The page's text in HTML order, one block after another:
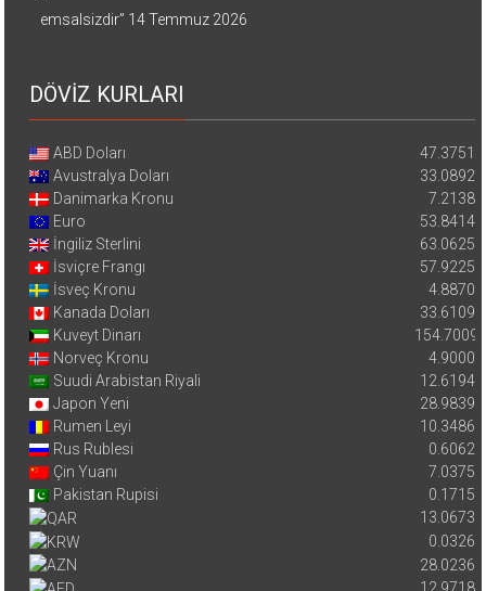
emsalsizdir” 14 Temmuz 2026
DÖVİZ KURLARI
ABD Doları
47.3751
Avustralya Doları
33.0892
Danimarka Kronu
7.2138
Euro
53.8414
İngiliz Sterlini
63.0625
İsviçre Frangı
57.9225
İsveç Kronu
4.8870
Kanada Doları
33.6109
Kuveyt Dinarı
154.7009
Norveç Kronu
4.9000
Suudi Arabistan Riyali
12.6194
Japon Yeni
28.9839
Rumen Leyi
10.3486
Rus Rublesi
0.6062
Çin Yuanı
7.0375
Pakistan Rupisi
0.1715
13.0673
0.0326
28.0236